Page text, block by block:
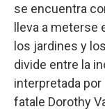
se encuentra
lleva a
los jardines y
divide entre la
interpretada por
fatale Dorothy